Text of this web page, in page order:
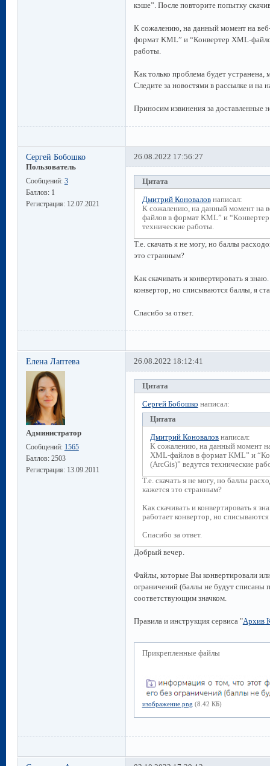
кэше”. После повторите попытку
К сожалению, на данный момент на
формат KML” и “Конвертер XML-
работы.
Как только проблема будет
Следите за новостями в рассылке и на
Приносим извинения за доставленные
Сергей Бобошко
Пользователь
Сообщений: 3
Баллов: 1
Регистрация: 12.07.2021
26.08.2022 17:56:27
Цитата
Дмитрий Коноваловнаписал:
К сожалению, на данный момент на
файлов в формат KML” и
технические работы.
Т.е. скачать я не могу, но баллы
это странным?
Как скачивать и конвертировать я
конвертор, но списываются баллы, я
Спасибо за ответ.
Елена Лаптева
Администратор
Сообщений: 1565
Баллов: 2503
Регистрация: 13.09.2011
26.08.2022 18:12:41
Цитата
Сергей Бобошко написал:
Цитата
Дмитрий Коновалов написал:
К сожалению, на данный момент
XML-файлов в формат KML” и
(ArcGis)” ведутся технические
Т.е. скачать я не могу, но баллы
кажется это странным?
Как скачивать и конвертировать я
работает конвертор, но
Спасибо за ответ.
Добрый вечер.
Файлы, которые Вы конвертировали
ограничений (баллы не будут списаны
соответствующим значком.
Правила и инструкция сервиса "Архив
Прикрепленные файлы
изображение.png (8.42 КБ)